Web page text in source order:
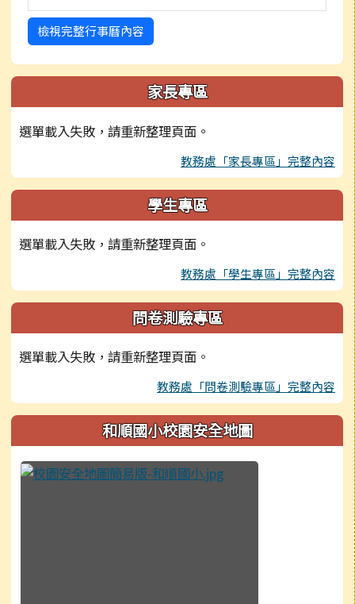
檢視完整行事曆內容
家長專區
選單載入失敗，請重新整理頁面。
教務處「家長專區」完整內容
學生專區
選單載入失敗，請重新整理頁面。
教務處「學生專區」完整內容
問卷測驗專區
選單載入失敗，請重新整理頁面。
教務處「問卷測驗專區」完整內容
和順國小校園安全地圖